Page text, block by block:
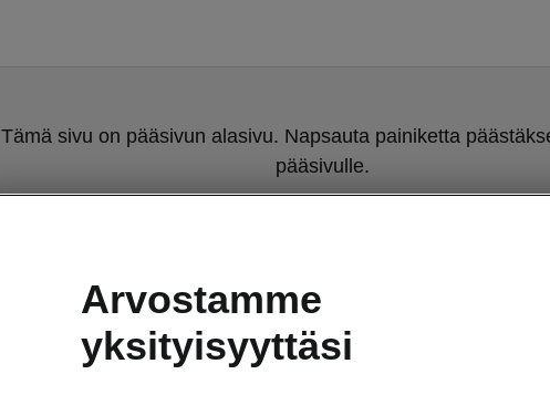
Tämä sivu on pääsivun alasivu. Napsauta painiketta
pääsivulle.
Arvostamme
yksityisyyttäsi